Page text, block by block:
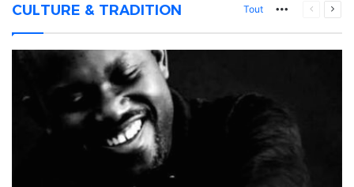
CULTURE & TRADITION Tout MorePage